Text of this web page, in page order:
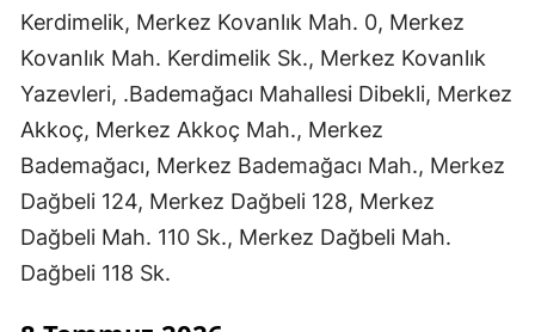
Kerdimelik, Merkez Kovanlık Mah. 0, Merkez
Kovanlık Mah. Kerdimelik Sk., Merkez Kovanlık
Yazevleri, .Bademağacı Mahallesi Dibekli, Merkez
Akkoç, Merkez Akkoç Mah., Merkez
Bademağacı, Merkez Bademağacı Mah., Merkez
Dağbeli 124, Merkez Dağbeli 128, Merkez
Dağbeli Mah. 110 Sk., Merkez Dağbeli Mah.
Dağbeli 118 Sk.